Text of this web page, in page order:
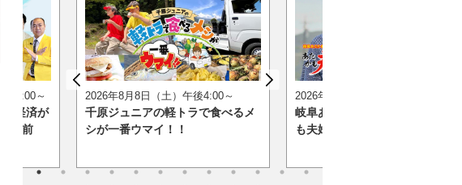
12:00～
で経済が
り前
2026年8月8日（土）午後4:00～
千原ジュニアの軽トラで食べるメ
シが一番ウマイ！！
2026年8月8日（土）夜6:30～
岐阜あたりまえトラベル あた
も夫婦旅 中津川・恵那 編